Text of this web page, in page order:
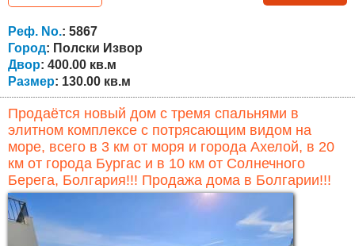
отапливается камином с водяной рубашкой и
радиаторами, санитарные узлы подключены к
центральной канализации. Во дворе также
установлена...
Реф. No.: 5867
Город: Полски Извор
Двор: 400.00 кв.м
Размер: 130.00 кв.м
Продаётся новый дом с тремя спальнями в
элитном комплексе с потрясающим видом на
море, всего в 3 км от моря и города Ахелой, в 20
км от города Бургас и в 10 км от Солнечного
Берега, Болгария!!! Продажа дома в Болгарии!!!